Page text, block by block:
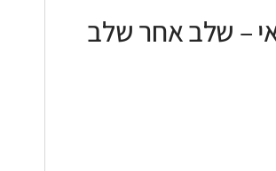
– שלב אחר שלב